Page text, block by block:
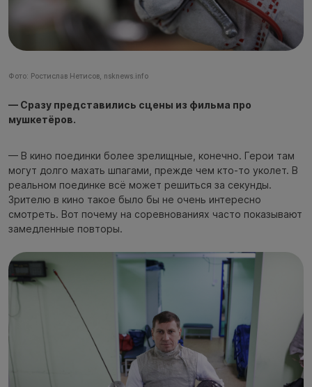
Фото: Ростислав Нетисов, nsknews.info
— Сразу представились сцены из фильма про
мушкетёров.
— В кино поединки более зрелищные, конечно. Герои там
могут долго махать шпагами, прежде чем кто-то уколет. В
реальном поединке всё может решиться за секунды.
Зрителю в кино такое было бы не очень интересно
смотреть. Вот почему на соревнованиях часто показывают
замедленные повторы.